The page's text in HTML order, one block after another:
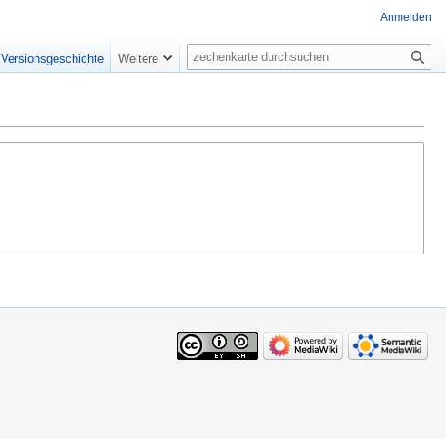
Anmelden
Versionsgeschichte Weitere
Suche